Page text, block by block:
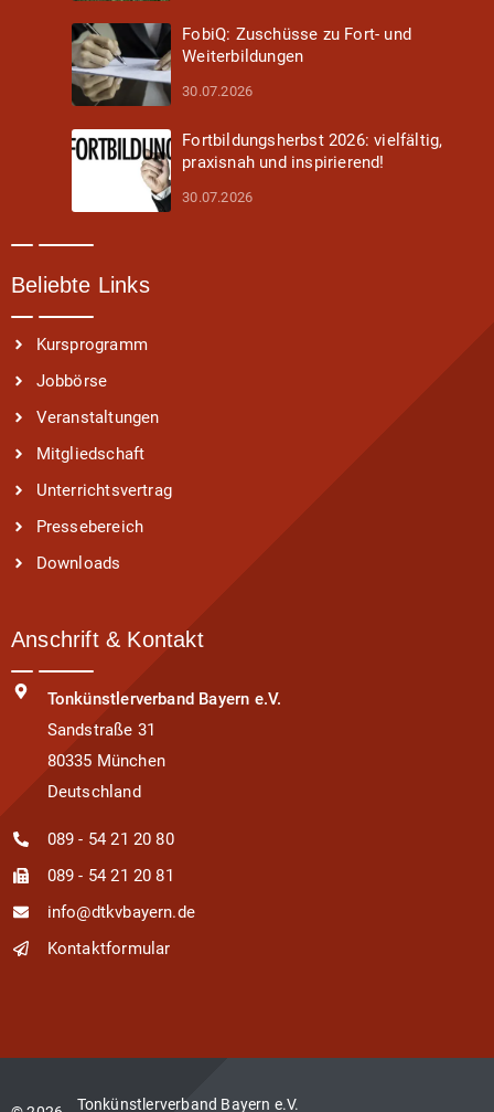
FobiQ: Zuschüsse zu Fort- und
Weiterbildungen
30.07.2026
Fortbildungsherbst 2026: vielfältig,
praxisnah und inspirierend!
30.07.2026
Beliebte Links
Kursprogramm
Jobbörse
Veranstaltungen
Mitgliedschaft
Unterrichtsvertrag
Pressebereich
Downloads
Anschrift & Kontakt
Tonkünstlerverband Bayern e.V.
Sandstraße 31
80335 München
Deutschland
089 - 54 21 20 80
089 - 54 21 20 81
info@dtkvbayern.de
Kontaktformular
Tonkünstlerverband Bayern e.V.